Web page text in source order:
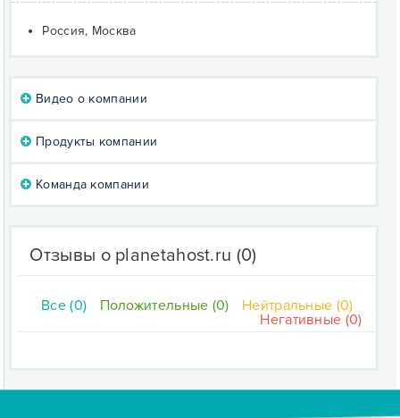
Россия, Москва
Видео о компании
Продукты компании
Команда компании
Отзывы о planetahost.ru (0)
Все (0) Положительные (0)
Нейтральные (0)
Негативные (0)